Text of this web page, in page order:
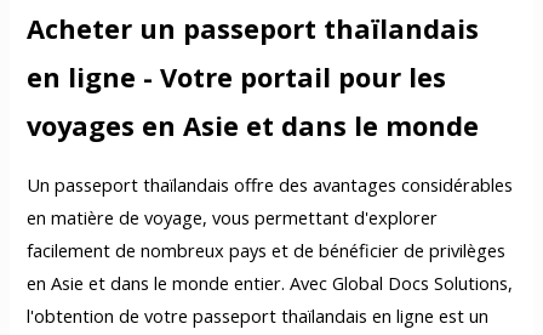
Acheter un passeport thaïlandais
en ligne - Votre portail pour les
voyages en Asie et dans le monde
Un passeport thaïlandais offre des avantages considérables
en matière de voyage, vous permettant d'explorer
facilement de nombreux pays et de bénéficier de privilèges
en Asie et dans le monde entier. Avec Global Docs Solutions,
l'obtention de votre passeport thaïlandais en ligne est un